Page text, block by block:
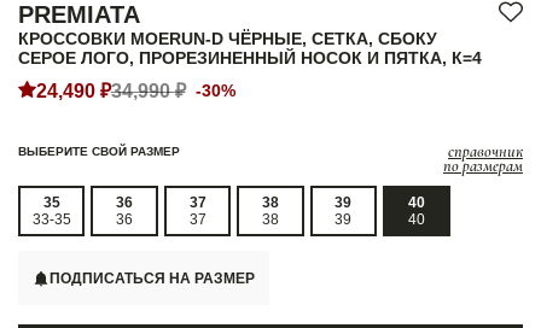
PREMIATA
КРОССОВКИ MOERUN-D ЧЁРНЫЕ, СЕТКА, СБОКУ
СЕРОЕ ЛОГО, ПРОРЕЗИНЕННЫЙ НОСОК И ПЯТКА, К=4
24,490 ₽34,990 ₽ -30%
ВЫБЕРИТЕ СВОЙ РАЗМЕР справочник
по размерам
35
33-35
36
36
37
37
38
38
39
39
40
40
ПОДПИСАТЬСЯ НА РАЗМЕР